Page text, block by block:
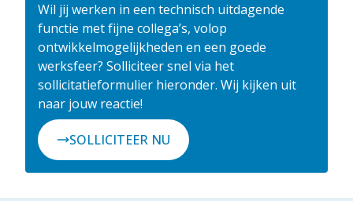
Wil jij werken in een technisch uitdagende
functie met fijne collega’s, volop
ontwikkelmogelijkheden en een goede
werksfeer? Solliciteer snel via het
sollicitatieformulier hieronder. Wij kijken uit
naar jouw reactie!
SOLLICITEER NU